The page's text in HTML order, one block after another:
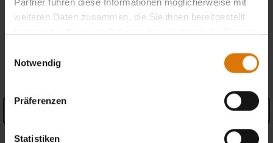
Partner führen diese Informationen möglicherweise mit
weiteren Daten zusammen, die Sie ihnen bereitgestellt
Notwendig
Präferenzen
Statistiken
Händler finden
PRODUKTDETAILS